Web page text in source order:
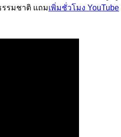
รรมชาติ แถมเพิ่มชั่วโมง YouTube